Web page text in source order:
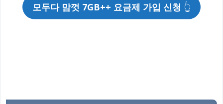
모두다 맘껏 7GB++ 요금제 가입 신청 👆